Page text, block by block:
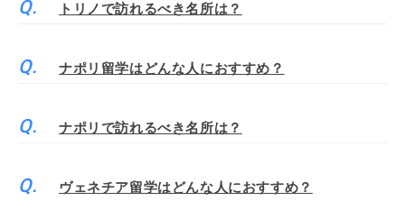
トリノで訪れるべき名所は？
ナポリ留学はどんな人におすすめ？
ナポリで訪れるべき名所は？
ヴェネチア留学はどんな人におすすめ？